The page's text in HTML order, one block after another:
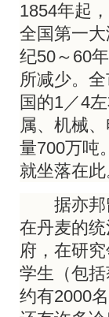
1854年起
全国第一
纪50～60
所减少。
国的1／4
属、机械
量700万吨
就坐落在此
据亦邦留
在丹麦的
府，在研
学生（包
约有2000